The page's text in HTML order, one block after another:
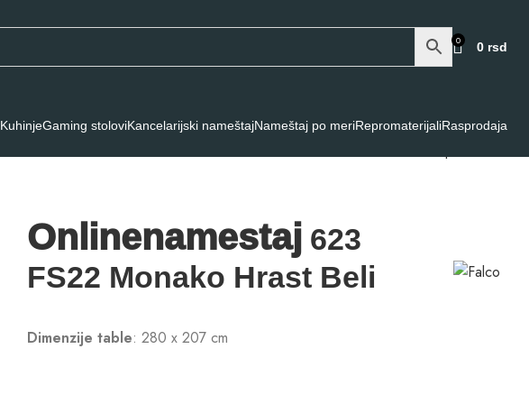
0 0 rsd
KuhinjeGaming stoloviKancelarijski nameštajNameštaj po meriRepromaterijaliRasprodaja
Onlinenamestaj 623
FS22 Monako Hrast Beli
Dimenzije table: 280 x 207 cm